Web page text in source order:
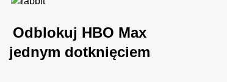
Odblokuj HBO Max
jednym dotknięciem